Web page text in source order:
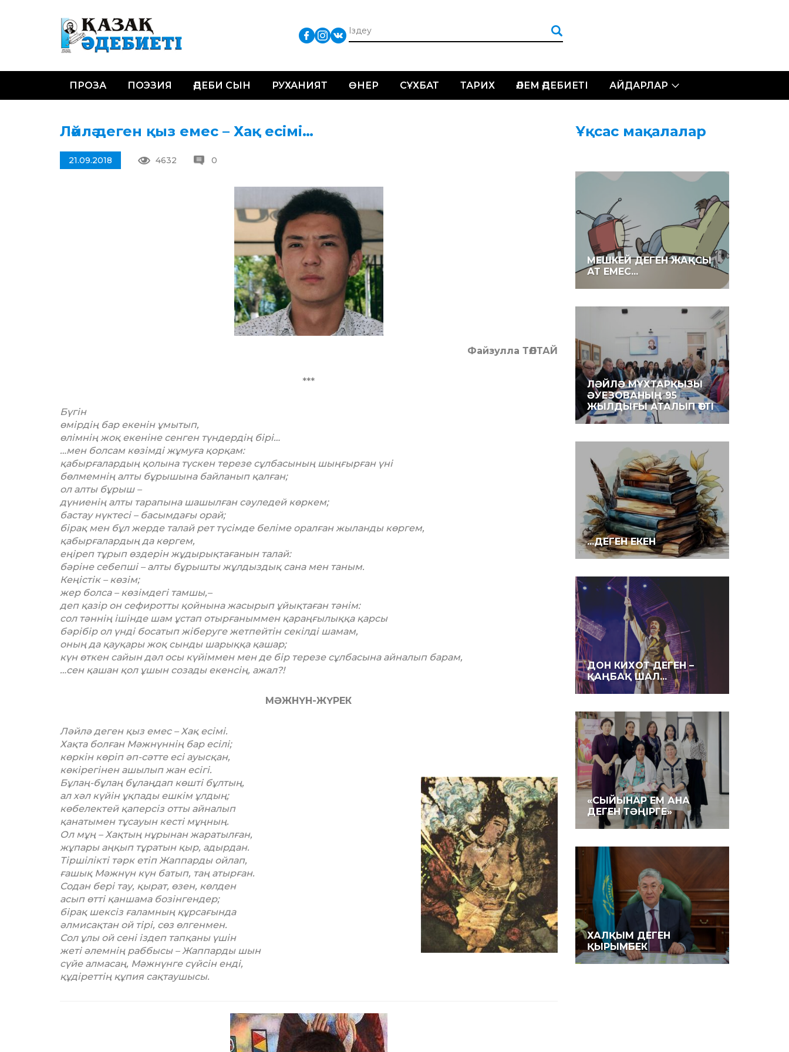
ПРОЗА ПОЭЗИЯ ӘДЕБИ СЫН РУХАНИЯТ ӨНЕР СҰХБАТ ТАРИХ ӘЛЕМ ӘДЕБИЕТІ АЙДАРЛАР
Ләйлә деген қыз емес – Хақ есімі…
21.09.2018 4632 0
Файзулла ТӨЛТАЙ
***
Бүгін
өмірдің бар екенін ұмытып,
өлімнің жоқ екеніне сенген түндердің бірі…
…мен болсам көзімді жұмуға қорқам:
қабырғалардың қолына түскен терезе сұлбасының шыңғырған үні
бөлмемнің алты бұрышына байланып қалған;
ол алты бұрыш –
дүниенің алты тарапына шашылған сәуледей көркем;
бастау нүктесі – басымдағы орай;
бірақ мен бұл жерде талай рет түсімде беліме оралған жыланды көргем,
қабырғалардың да көргем,
еңіреп тұрып өздерін жұдырықтағанын талай:
бәріне себепші – алты бұрышты жұлдыздық сана мен таным.
Кеңістік – көзім;
жер болса – көзімдегі тамшы,–
деп қазір он сефиротты қойнына жасырып ұйықтаған тәнім:
сол тәннің ішінде шам ұстап отырғаныммен қараңғылыққа қарсы
бәрібір ол үнді босатып жіберуге жетпейтін секілді шамам,
оның да қауқары жоқ сынды шарыққа қашар;
күн өткен сайын дәл осы күйіммен мен де бір терезе сұлбасына айналып барам,
…сен қашан қол ұшын созады екенсің, ажал?!
МӘЖНҮН-ЖҮРЕК
Ләйлә деген қыз емес – Хақ есімі.
Хақта болған Мәжнүннің бар есілі;
көркін көріп әп-сәтте есі ауысқан,
көкірегінен ашылып жан есігі.
Бұлаң-бұлаң бұлаңдап көшті бұлтың,
ал хәл күйін ұқпады ешкім ұлдың;
көбелектей қаперсіз отты айналып
қанатымен тұсауын кесті мұңның.
Ол мұң – Хақтың нұрынан жаратылған,
жұпары аңқып тұратын қыр, адырдан.
Тіршілікті тәрк етіп Жаппарды ойлап,
ғашық Мәжнүн күн батып, таң атырған.
Содан бері тау, қырат, өзен, көлден
асып өтті қаншама бозінгендер;
бірақ шексіз ғаламның құрсағында
әлмисақтан ой тірі, сөз өлгенмен.
Сол ұлы ой сені іздеп тапқаны үшін
жеті әлемнің раббысы – Жаппарды шын
сүйе алмасаң, Мәжнүнге сүйсін енді,
құдіреттің құпия сақтаушысы.
Ұқсас мақалалар
МЕШКЕЙ ДЕГЕН ЖАҚСЫ
АТ ЕМЕС...
ЛӘЙЛӘ МҰХТАРҚЫЗЫ
ӘУЕЗОВАНЫҢ 95
ЖЫЛДЫҒЫ АТАЛЫП ӨТТІ
...ДЕГЕН ЕКЕН
ДОН КИХОТ ДЕГЕН –
ҚАҢБАҚ ШАЛ...
«СЫЙЫНАР ЕМ АНА
ДЕГЕН ТӘҢІРГЕ»
ХАЛҚЫМ ДЕГЕН
ҚЫРЫМБЕК